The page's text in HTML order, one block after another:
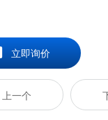
立即询价
上一个